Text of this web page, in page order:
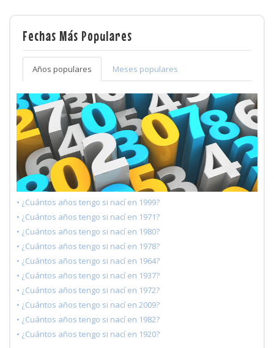
Fechas Más Populares
Años populares Meses populares
• ¿Cuántos años tengo si nací en 1999?
• ¿Cuántos años tengo si nací en 1971?
• ¿Cuántos años tengo si nací en 1980?
• ¿Cuántos años tengo si nací en 1978?
• ¿Cuántos años tengo si nací en 1964?
• ¿Cuántos años tengo si nací en 1937?
• ¿Cuántos años tengo si nací en 1972?
• ¿Cuántos años tengo si nací en 2009?
• ¿Cuántos años tengo si nací en 1982?
• ¿Cuántos años tengo si nací en 1920?